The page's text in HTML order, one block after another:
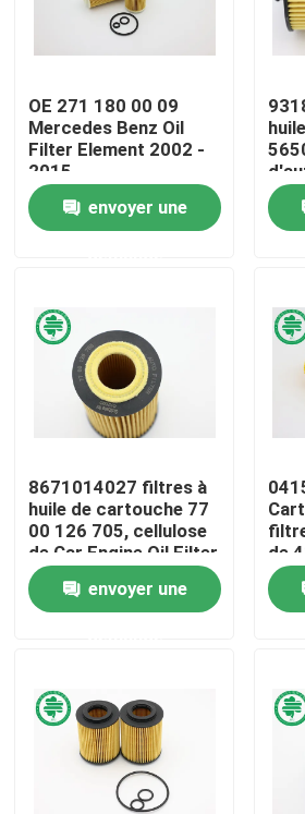
Maison
Vidéos
Au sujet de nous
Contrôle de qualité
Contactez-nous
Filtres à air de moteur de véhicule
Filtres à air des véhicules à
OE 271 180 00 09
Mercedes Benz Oil
Filter Element 2002 -
2015
envoyer une
GM
Opel
8671014027 filtres à
huile de cartouche 77
00 126 705, cellulose
de Car Engine Oil Filter
envoyer une
de